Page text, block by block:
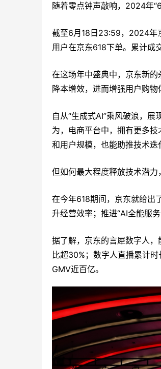
随着零点钟声敲响，2024年
截至6月18日23:59，2024年
用户在京东618下单。累计成
在这场年中盛典中，京东新
降本增效，进而增强用户购物
自从“生成式AI”乘风破浪，
为，电商平台中，拥有更多
和用户规模，也能助推技术迭
但如何最大程度释放技术潜力
在今年618期间，京东就给出
升经营效率；推进“AI全能服
据了解，京东的言犀数字人
比超30%；数字人直播累计
GMV近百亿。